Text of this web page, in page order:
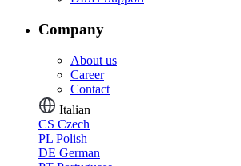
Company
About us
Career
Contact
Italian
CS Czech
PL Polish
DE German